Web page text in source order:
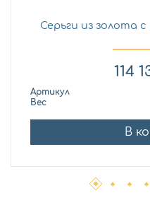
Серьги из золота
114
Артикул
Вес
В